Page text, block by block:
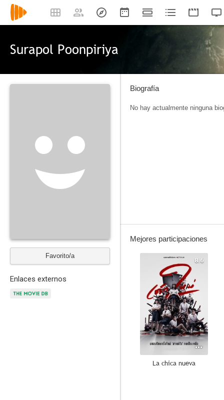
Surapol Poonpiriya
Favorito/a
Enlaces externos
Biografía
No hay actualmente ninguna
Mejores participaciones
8.6
La chica nueva